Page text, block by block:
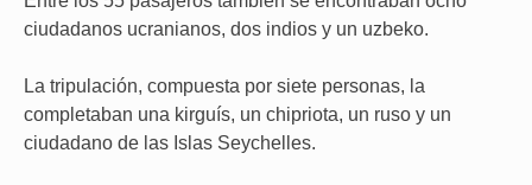
ciudadanos ucranianos, dos indios y un uzbeko.
La tripulación, compuesta por siete personas, la
completaban una kirguís, un chipriota, un ruso y un
ciudadano de las Islas Seychelles.